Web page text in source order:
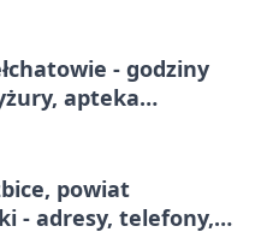
- godziny
apteka
powiat
- adresy, telefony,